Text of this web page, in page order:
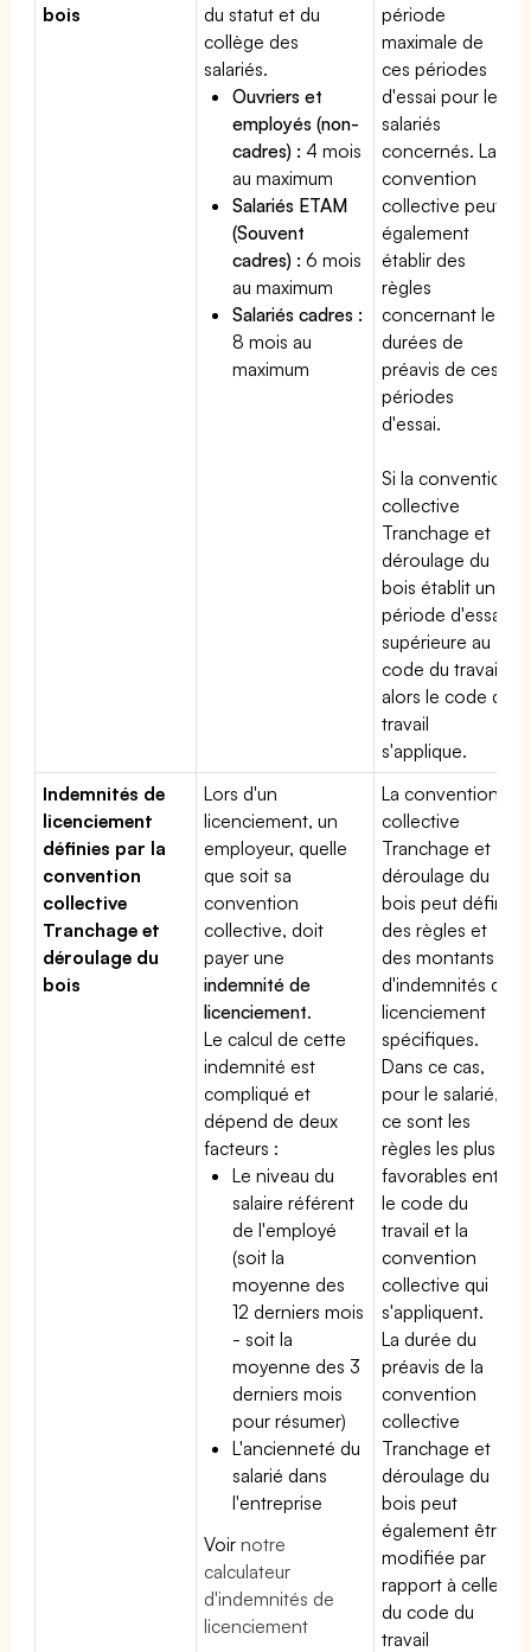
bois
du statut et du
collège des
salariés.
Ouvriers et
employés (non-
cadres) : 4 mois
au maximum
Salariés ETAM
(Souvent
cadres) : 6 mois
au maximum
Salariés cadres :
8 mois au
maximum
période
maximale de
ces périodes
d'essai pour les
salariés
concernés. La
convention
collective peut
également
établir des
règles
concernant les
durées de
préavis de ces
périodes
d'essai.
Si la convention
collective
Tranchage et
déroulage du
bois établit une
période d'essai
supérieure au
code du travail,
alors le code du
travail
s'applique.
Indemnités de
licenciement
définies par la
convention
collective
Tranchage et
déroulage du
bois
Lors d'un
licenciement, un
employeur, quelle
que soit sa
convention
collective, doit
payer une
indemnité de
licenciement.
Le calcul de cette
indemnité est
compliqué et
dépend de deux
facteurs :
Le niveau du
salaire référent
de l'employé
(soit la
moyenne des
12 derniers mois
- soit la
moyenne des 3
derniers mois
pour résumer)
L'ancienneté du
salarié dans
l'entreprise
Voirnotre
calculateur
d'indemnités de
licenciement
La convention
collective
Tranchage et
déroulage du
bois peut définir
des règles et
des montants
d'indemnités de
licenciement
spécifiques.
Dans ce cas,
pour le salarié,
ce sont les
règles les plus
favorables entre
le code du
travail et la
convention
collective qui
s'appliquent.
La durée du
préavis de la
convention
collective
Tranchage et
déroulage du
bois peut
également être
modifiée par
rapport à celle
du code du
travail